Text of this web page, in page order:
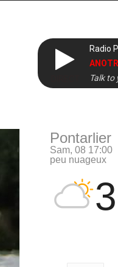
Radio
ANOTR
Talk to
Pontarlier
Sam, 08 17:00
peu nuageux